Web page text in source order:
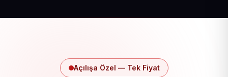
Açılışa Özel — Tek Fiyat